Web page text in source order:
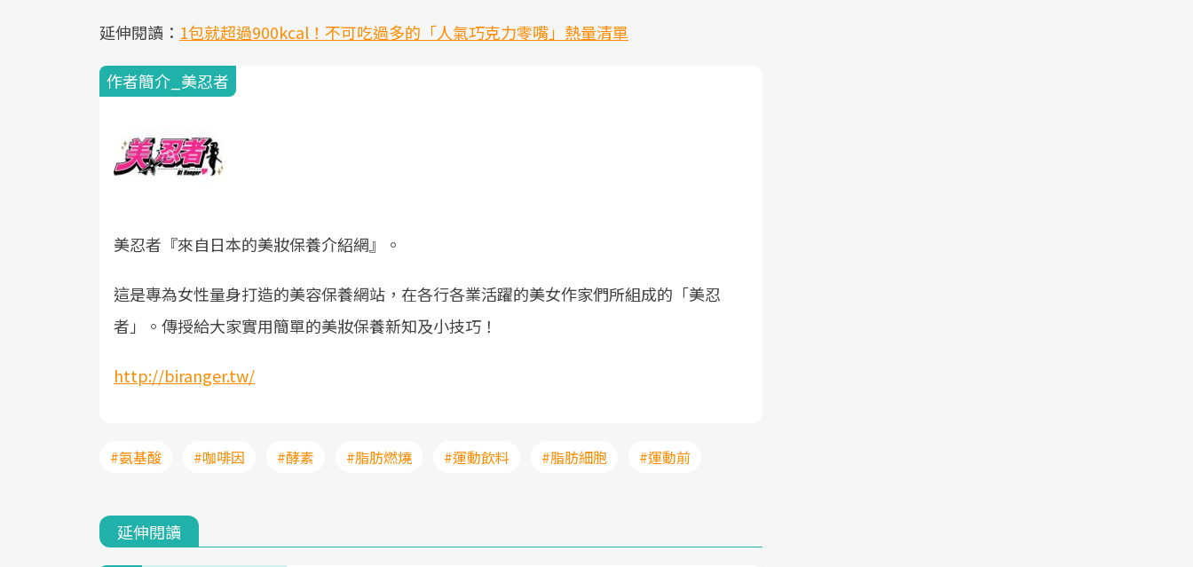
延伸閱讀： 1包就超過900kcal！不可吃過多的「人氣巧克力零嘴」熱量清單
作者簡介_美忍者
美忍者『來自日本的美妝保養介紹網』。
這是專為女性量身打造的美容保養網站，在各行各業活躍的美女作家們所組成的「美忍
者」。傳授給大家實用簡單的美妝保養新知及小技巧！
http://biranger.tw/
#氨基酸 #咖啡因 #酵素 #脂肪燃燒 #運動飲料 #脂肪細胞 #運動前
延伸閱讀